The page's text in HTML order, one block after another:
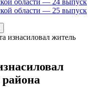
области — 24 выпуск
области — 25 выпуск
изнасиловал житель